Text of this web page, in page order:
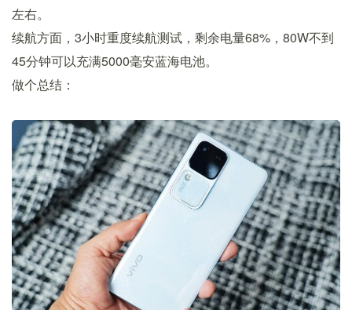
左右。
续航方面，3小时重度续航测试，剩余电量68%，80W不到
45分钟可以充满5000毫安蓝海电池。
做个总结：